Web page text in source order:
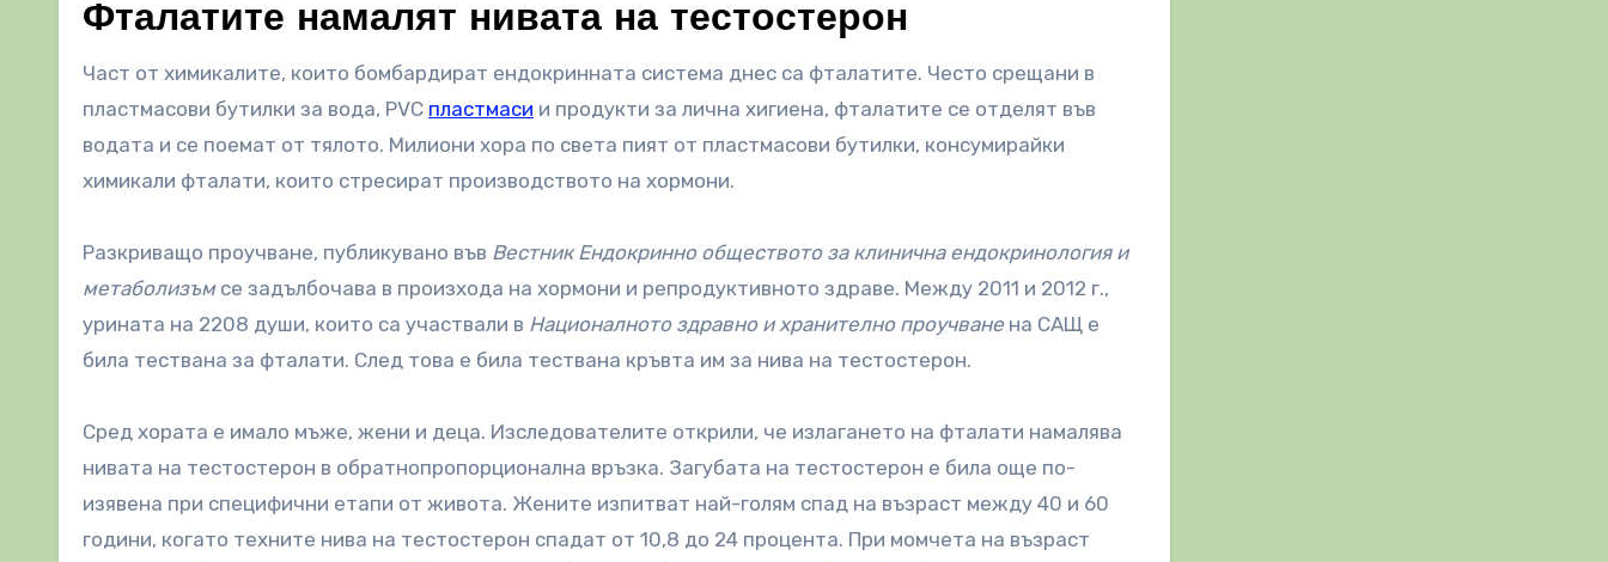
Фталатите намалят нивата на тестостерон
Част от химикалите, които бомбардират ендокринната система днес са фталатите. Често срещани в
пластмасови бутилки за вода, PVC пластмаси и продукти за лична хигиена, фталатите се отделят във
водата и се поемат от тялото. Милиони хора по света пият от пластмасови бутилки, консумирайки
химикали фталати, които стресират производството на хормони.
Разкриващо проучване, публикувано във Вестник Ендокринно обществото за клинична ендокринология и
метаболизъмсе задълбочава в произхода на хормони и репродуктивното здраве. Между 2011 и 2012 г.,
урината на 2208 души, които са участвали в Националното здравно и хранително проучване на САЩ е
била тествана за фталати. След това е била тествана кръвта им за нива на тестостерон.
Сред хората е имало мъже, жени и деца. Изследователите открили, че излагането на фталати намалява
нивата на тестостерон в обратнопропорционална връзка. Загубата на тестостерон е била още по-
изявена при специфични етапи от живота. Жените изпитват най-голям спад на възраст между 40 и 60
години, когато техните нива на тестостерон спадат от 10,8 до 24 процента. При момчета на възраст